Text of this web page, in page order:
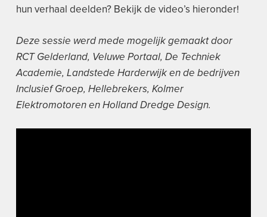
hun verhaal deelden? Bekijk de video’s hieronder!
Deze sessie werd mede mogelijk gemaakt door
RCT Gelderland, Veluwe Portaal, De Techniek
Academie, Landstede Harderwijk en de bedrijven
Inclusief Groep, Hellebrekers, Kolmer
Elektromotoren en Holland Dredge Design.